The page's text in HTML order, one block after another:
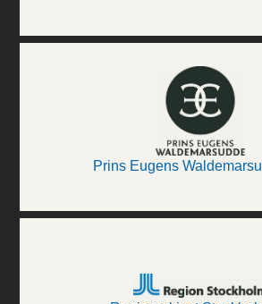
Prins Eugens